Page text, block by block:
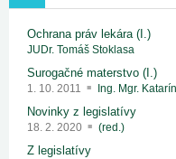
Ochrana práv lekára (I.)
JUDr. Tomáš Stoklasa
Surogačné materstvo (I.)
1. 10. 2011 Ing. Mgr.
Novinky z legislatívy
18. 2. 2020 (red.)
Z legislatívy